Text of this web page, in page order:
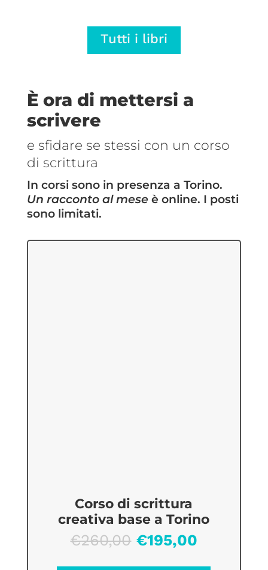
€5,69Tutti i libri
È ora di mettersi a
scrivere
e sfidare se stessi con un corso
di scrittura
In corsi sono in presenza a Torino.
Un racconto al meseè online. I posti
sono limitati.
Corso di scrittura
creativa base a Torino
€260,00 Il
€195,00